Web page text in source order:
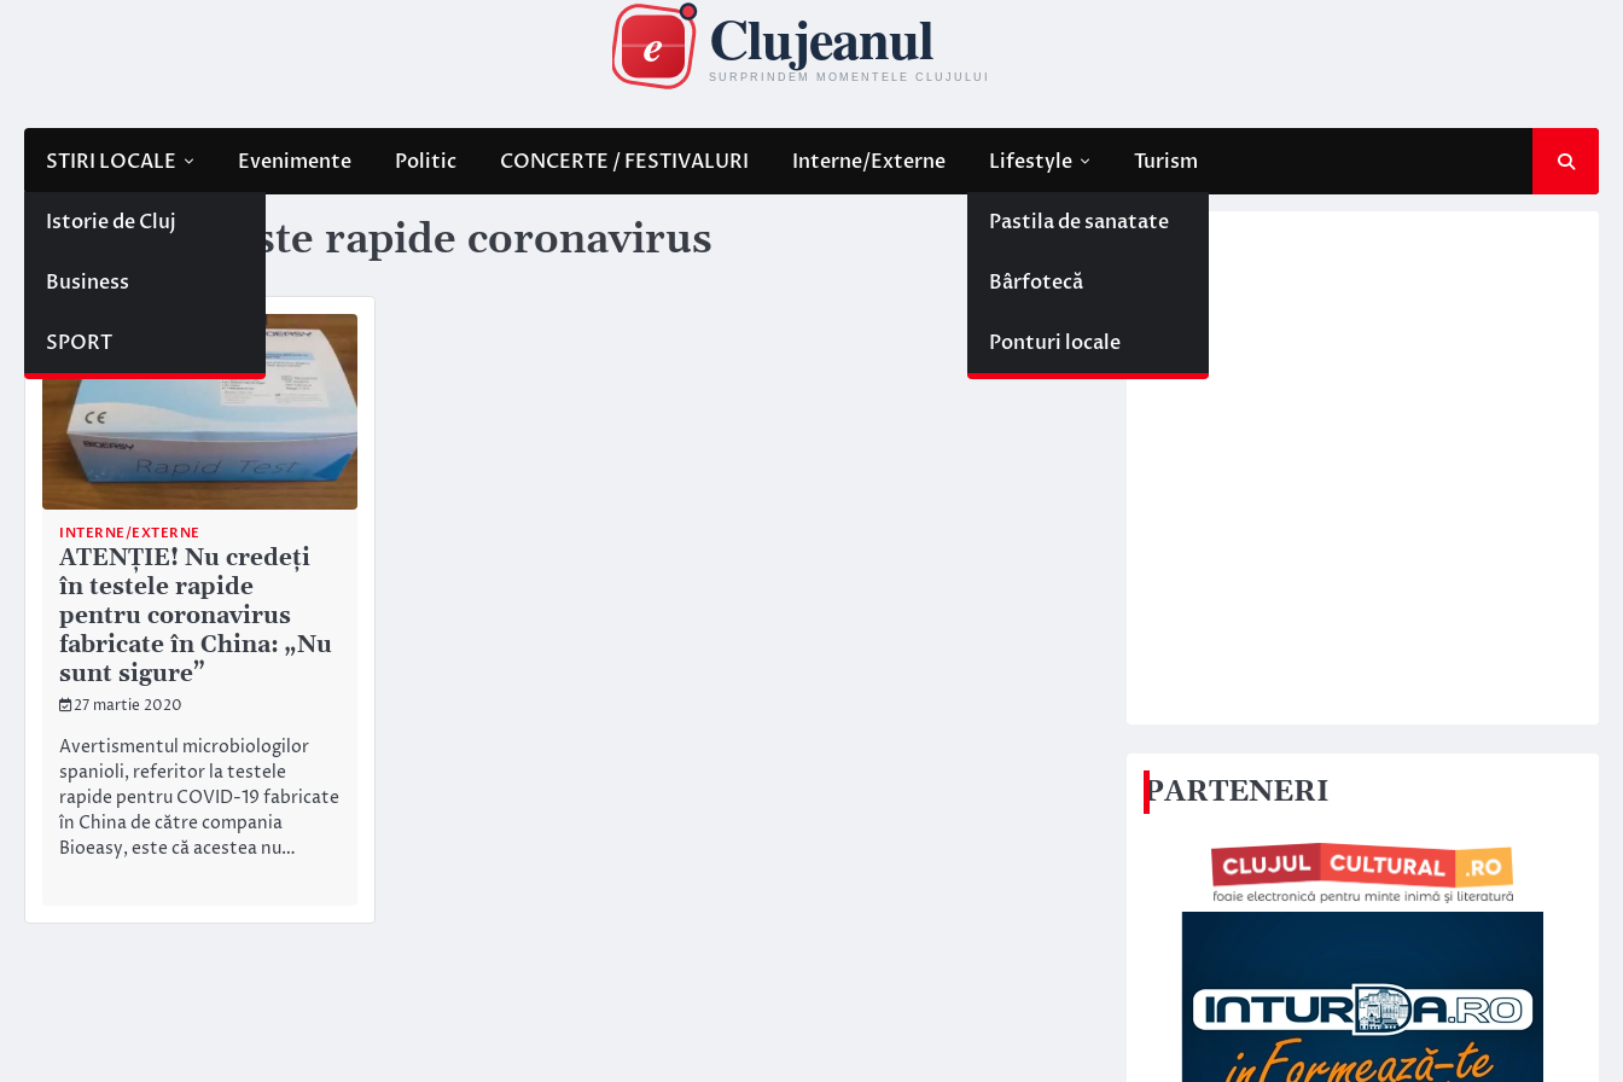
STIRI LOCALE
Istorie de Cluj
Business
SPORT
Evenimente Politic CONCERTE / FESTIVALURI Interne/Externe Lifestyle
Pastila de sanatate
Bârfotecă
Ponturi locale
Turism
Etichetă: teste rapide coronavirus
INTERNE/EXTERNE
ATENȚIE! Nu credeți
în testele rapide
pentru coronavirus
fabricate în China: „Nu
sunt sigure”
27 martie 2020
Avertismentul microbiologilor
spanioli, referitor la testele
rapide pentru COVID-19 fabricate
în China de către compania
Bioeasy, este că acestea nu…
PARTENERI